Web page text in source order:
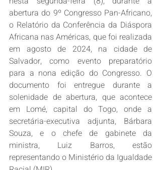
abertura do 9º Congresso Pan-Africano,
o Relatório da Conferência da Diáspora
Africana nas Américas, que foi realizada
em agosto de 2024, na cidade de
Salvador, como evento preparatório
para a nona edição do Congresso. O
documento foi entregue durante a
solenidade de abertura, que acontece
em Lomé, capital do Togo, onde a
secretária-executiva adjunta, Bárbara
Souza, e o chefe de gabinete da
ministra, Luiz Barros, estão
representando o Ministério da Igualdade